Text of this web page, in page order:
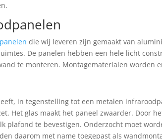
die wij leveren zijn gemaakt van
De panelen hebben een hele licht
te monteren. Montagematerialen worden
in tegenstelling tot een metalen
Het glas maakt het paneel zwaarder. Door
plafond te bevestigen. Onderzocht moet
daarom met name toegepast als